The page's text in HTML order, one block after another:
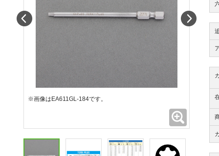
※画像はEA611GL-184です。
Prev